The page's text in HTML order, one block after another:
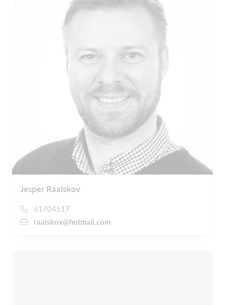
Jesper Raalskov
61704517
raalskov@hotmail.com